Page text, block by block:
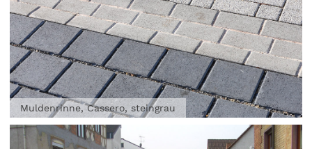
Muldenrinne, Cassero, steingrau